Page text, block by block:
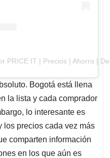
PRICE IT | Precios | Ahorro |
Bogotá está llena
la lista y cada comprador
lo interesante es
los precios cada vez más
comparten información
en los que aún es